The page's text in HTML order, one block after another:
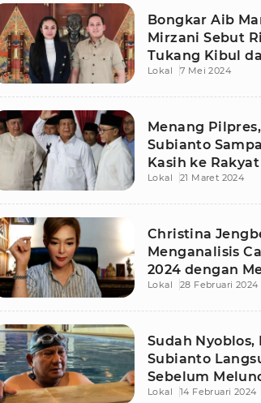
Bongkar Aib
Mirzani Sebut
Tukang Kibul
Ngomong
Lokal 7 Mei 2024
Menang
Subianto
Kasih ke Rakyat
Lokal 21 Maret 2024
Christina
Menganalisis
2024 dengan
Lokal 28 Februari 2024
Sudah Nyoblos,
Subianto
Sebelum
Lokal 14 Februari 2024